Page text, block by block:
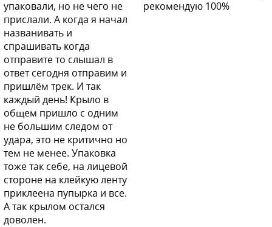
упаковали, но не чего не
прислали. А когда я начал
названивать и
спрашивать когда
отправите то слышал в
ответ сегодня отправим и
пришлём трек. И так
каждый день! Крыло в
общем пришло с одним
не большим следом от
удара, это не критично но
тем не менее. Упаковка
тоже так себе, на лицевой
стороне на клейкую ленту
приклеена пупырка и все.
А так крылом остался
доволен.
рекомендую 100%